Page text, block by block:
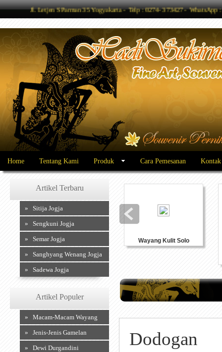
Jl. Letjen S Parman 35 Yogyakarta - Telp : 0274- 373427 -
Home Tentang Kami Produk Cara Pemesanan
Artikel Terbaru
» Sitija Jogja
» Sengkuni Jogja
» Semar Jogja
» Sanghyang Wenang Jogja
» Sadewa Jogja
Artikel Populer
» Macam-Macam Wayang
» Jenis-Jenis Gamelan
» Dewi Durgandini
Wayang Kulit Solo
Dodogan